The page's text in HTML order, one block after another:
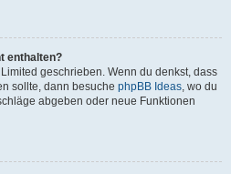
enthalten?
geschrieben. Wenn du denkst, dass
sollte, dann besuche phpBB Ideas, wo du
abgeben oder neue Funktionen